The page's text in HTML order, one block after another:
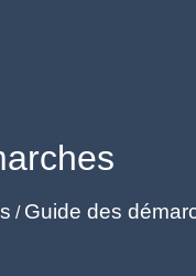
/ Guide des